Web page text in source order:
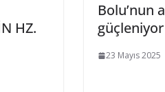
HZ.
Bolu’nun
güçleniyor
23 Mayıs 2025